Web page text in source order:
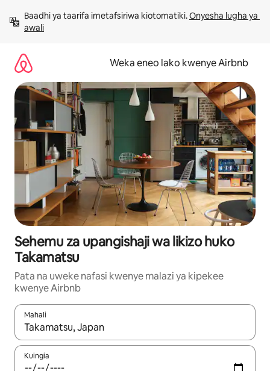
kwenda
kwenye
Baadhi ya taarifa imetafsiriwa kiotomatiki. Onyesha lugha ya
awali
Weka eneo lako kwenye Airbnb
Sehemu za upangishaji wa likizo huko
Takamatsu
Pata na uweke nafasi kwenye malazi ya kipekee
kwenye Airbnb
Mahali
Wakati matokeo yanapatikana, vinjari kwa kutumia vitufe vya
Kuingia